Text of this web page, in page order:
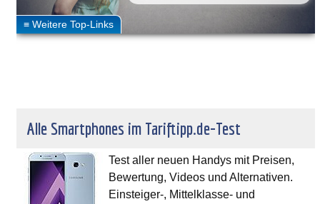
Alle Smartphones im Tariftipp.de-Test
Test aller neuen Handys mit Preisen,
Bewertung, Videos und Alternativen.
Einsteiger-, Mittelklasse- und